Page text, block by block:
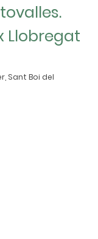
Llobregat
Sant Boi del